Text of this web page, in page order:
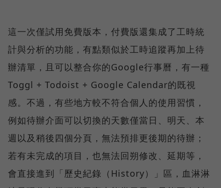
這一次僅試用免費版本，付費版還集成了工時統
計與分析的功能，有點類似於工時追蹤再加上待
辦清單，且可以整合你的Google行事曆，有一種
Toggl + Todoist + Google Calendar的既視
感。不過，有些地方較不符合個人的使用習慣，
例如待辦介面可以切換的天數僅當日、明天、本
週以及稍後四個分頁，無法預排更後期的待辦；
若有未完成的項目，也無法回朔修改、延期等，
會直接進到「歷史紀錄（History）」區，血淋淋